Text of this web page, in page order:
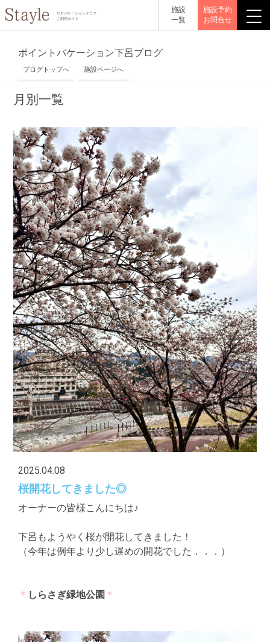
リロバケーションクラブ
ご利用ガイド
施設
一覧
施設予約
お問合せ
ポイントバケーション下呂ブログ
ブログトップへ 施設ページへ
月別一覧
2025.04.08
桜開花してきました◎
オーナーの皆様こんにちは♪
下呂もようやく桜が開花してきました！
（今年は例年より少し遅めの開花でした．．．）
＊ しらさぎ緑地公園 ＊